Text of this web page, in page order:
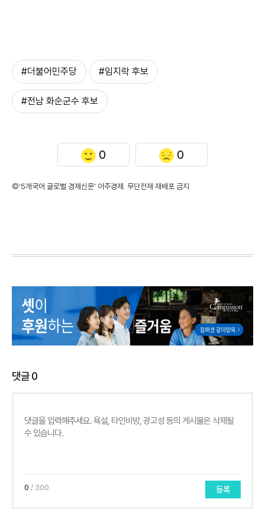
#더불어민주당 #임지락 후보
#전남 화순군수 후보
0 0
©'5개국어 글로벌 경제신문' 아주경제. 무단전재·재배포 금지
댓글0
0 / 300 등록